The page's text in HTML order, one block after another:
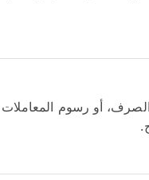
أو رسوم المعاملات